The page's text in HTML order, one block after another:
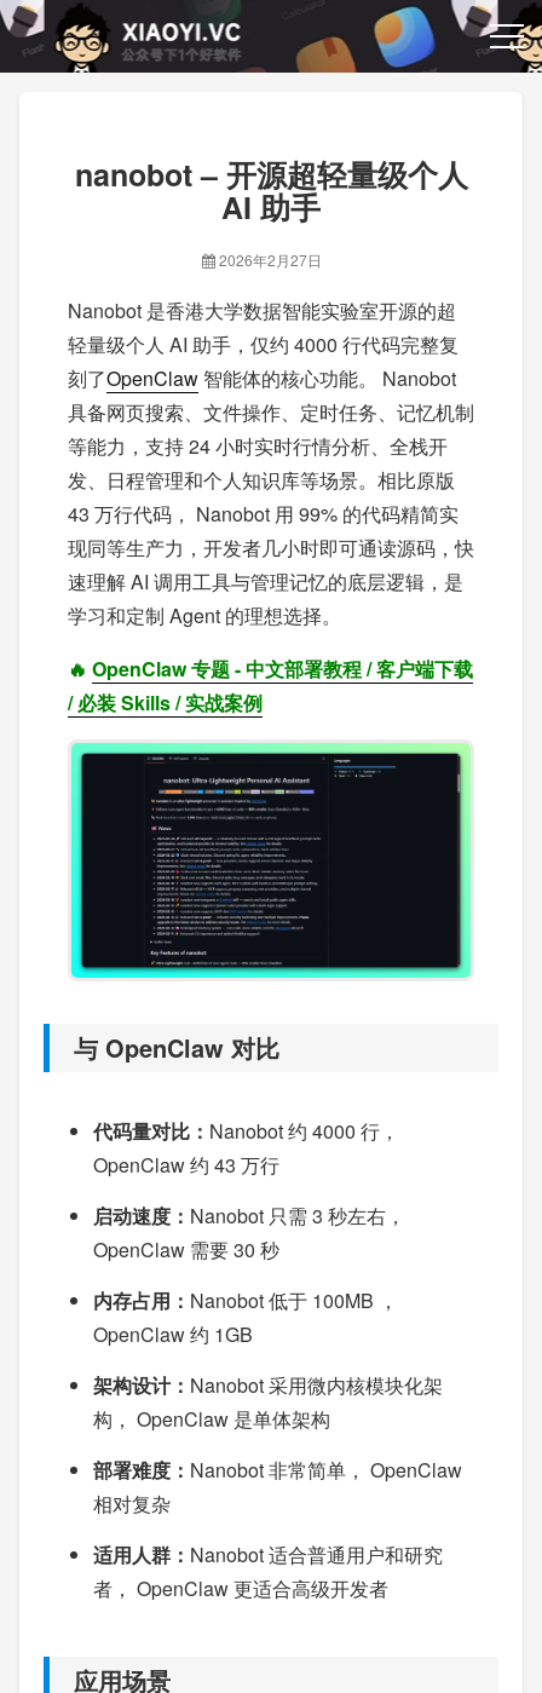
nanobot – 开源超轻量级个人
AI 助手
2026年2月27日
Nanobot 是香港大学数据智能实验室开源的超
轻量级个人 AI 助手，仅约 4000 行代码完整复
刻了OpenClaw 智能体的核心功能。 Nanobot
具备网页搜索、文件操作、定时任务、记忆机制
等能力，支持 24 小时实时行情分析、全栈开
发、日程管理和个人知识库等场景。相比原版
43 万行代码， Nanobot 用 99% 的代码精简实
现同等生产力，开发者几小时即可通读源码，快
速理解 AI 调用工具与管理记忆的底层逻辑，是
学习和定制 Agent 的理想选择。
🔥 OpenClaw 专题 - 中文部署教程 / 客户端下载
/ 必装 Skills / 实战案例
与 OpenClaw 对比
代码量对比： Nanobot 约 4000 行，
OpenClaw 约 43 万行
启动速度： Nanobot 只需 3 秒左右，
OpenClaw 需要 30 秒
内存占用： Nanobot 低于 100MB ，
OpenClaw 约 1GB
架构设计： Nanobot 采用微内核模块化架
构， OpenClaw 是单体架构
部署难度： Nanobot 非常简单， OpenClaw
相对复杂
适用人群： Nanobot 适合普通用户和研究
者， OpenClaw 更适合高级开发者
应用场景